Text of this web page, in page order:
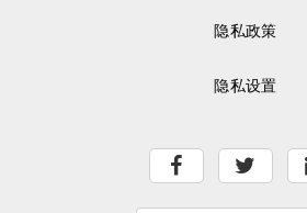
隐私政策
隐私设置